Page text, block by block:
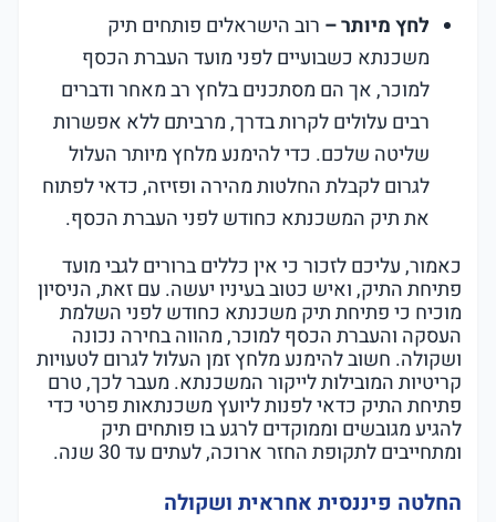
לחץ מיותר – רוב הישראלים פותחים תיק
משכנתא כשבועיים לפני מועד העברת הכסף
למוכר, אך הם מסתכנים בלחץ רב מאחר ודברים
רבים עלולים לקרות בדרך, מרביתם ללא אפשרות
שליטה שלכם. כדי להימנע מלחץ מיותר העלול
לגרום לקבלת החלטות מהירה ופזיזה, כדאי לפתוח
את תיק המשכנתא כחודש לפני העברת הכסף.
כאמור, עליכם לזכור כי אין כללים ברורים לגבי מועד
פתיחת התיק, ואיש כטוב בעיניו יעשה. עם זאת, הניסיון
מוכיח כי פתיחת תיק משכנתא כחודש לפני השלמת
העסקה והעברת הכסף למוכר, מהווה בחירה נכונה
ושקולה. חשוב להימנע מלחץ זמן העלול לגרום לטעויות
קריטיות המובילות לייקור המשכנתא. מעבר לכך, טרם
פתיחת התיק כדאי לפנות ליועץ משכנתאות פרטי כדי
להגיע מגובשים וממוקדים לרגע בו פותחים תיק
ומתחייבים לתקופת החזר ארוכה, לעתים עד 30 שנה.
החלטה פיננסית אחראית ושקולה